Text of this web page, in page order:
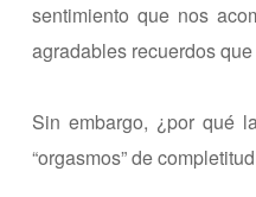
sentimiento que nos
agradables recuerdos
Sin embargo, ¿por qué
“orgasmos” de